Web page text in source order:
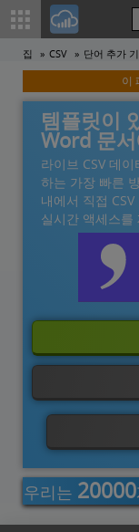
집 CSV 단어 추가
이
템플릿이
Word 문
라이브 CSV 데
하는 가장 빠른
내에서 직접
실시간 액세스를
우리는 20000